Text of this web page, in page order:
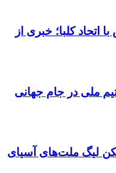
اتحاد کلبا؛ خبری از
ملی در جام جهانی
لیگ ملت‌های آسیای